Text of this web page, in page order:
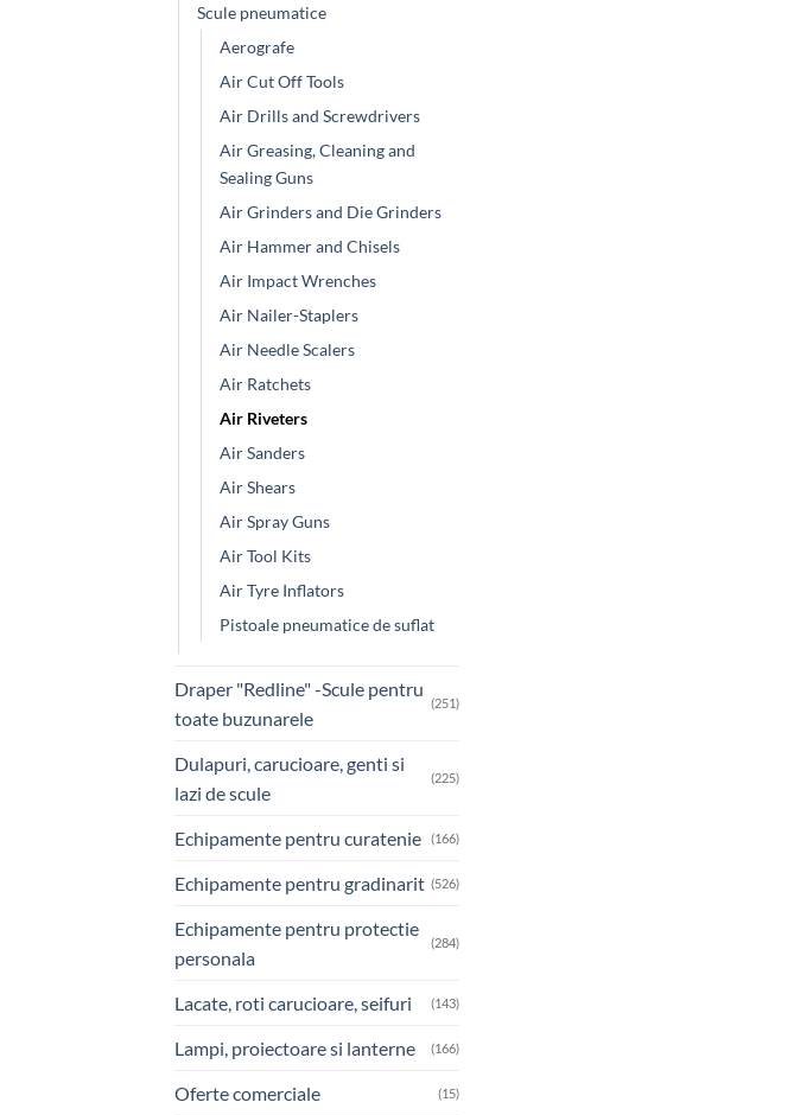
Scule pneumatice
Aerografe
Air Cut Off Tools
Air Drills and Screwdrivers
Air Greasing, Cleaning and
Sealing Guns
Air Grinders and Die Grinders
Air Hammer and Chisels
Air Impact Wrenches
Air Nailer-Staplers
Air Needle Scalers
Air Ratchets
Air Riveters
Air Sanders
Air Shears
Air Spray Guns
Air Tool Kits
Air Tyre Inflators
Pistoale pneumatice de suflat
Draper "Redline" -Scule pentru
toate buzunarele
(251)
Dulapuri, carucioare, genti si
lazi de scule
(225)
Echipamente pentru curatenie (166)
Echipamente pentru gradinarit (526)
Echipamente pentru protectie
personala
(284)
Lacate, roti carucioare, seifuri (143)
Lampi, proiectoare si lanterne (166)
Oferte comerciale (15)